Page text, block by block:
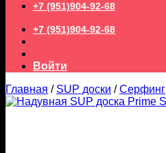
+7 (951)904-92-68
+7 (951)904-92-68
Войти
Главная / SUP доски / Серфинг